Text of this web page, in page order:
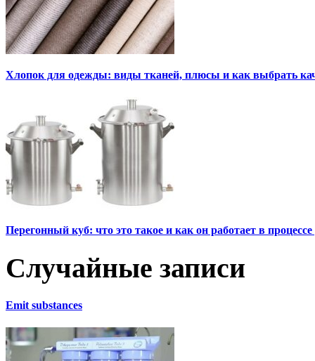
Хлопок для одежды: виды тканей, плюсы и как выбрать
Перегонный куб: что это такое и как он работает в
Случайные записи
Emit substances